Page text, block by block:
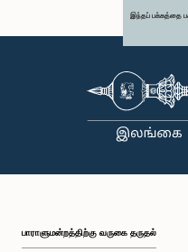
இந்தப் பக்கத்தை
பாராளுமன்றத்திற்கு வருகை தருதல்